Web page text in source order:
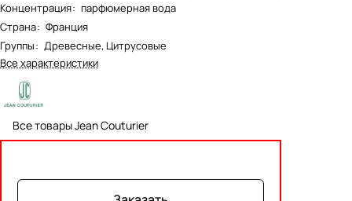
Концентрация: парфюмерная вода
Страна: Франция
Группы: Древесные, Цитрусовые
Все характеристики
Все товары Jean Couturier